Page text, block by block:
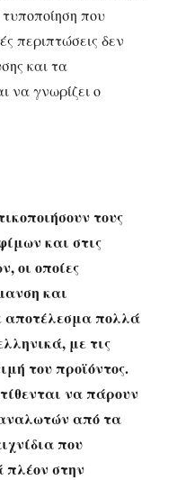
που
περιπτώσεις δεν
και τα
να γνωρίζει ο
τους
και στις
οι οποίες
και
αποτέλεσμα πολλά
με τις
του προϊόντος.
να πάρουν
από τα
που
πλέον στην